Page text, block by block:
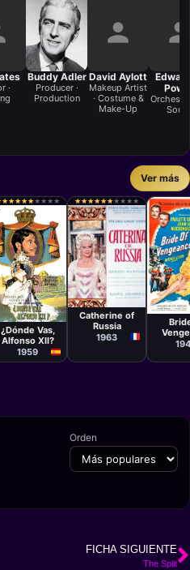
·
Buddy Adler
Producer ·
Production
David Aylott
Makeup Artist
· Costume &
Make-Up
Ver más
★
★★
★★
★★
★★
★★
★ ★
★ ★
★ ★
★
Película
Luis César
Amadori
¿Dónde Vas,
Alfonso XII?
1959
★
★★
★★
★★
★★
★★
★★
★ ★
★ ★
★ ★
★
Película
Umberto
Lenzi
Catherine of
Russia
1963
Leisen
Orden
FICHA SIGUIENTE
The Split